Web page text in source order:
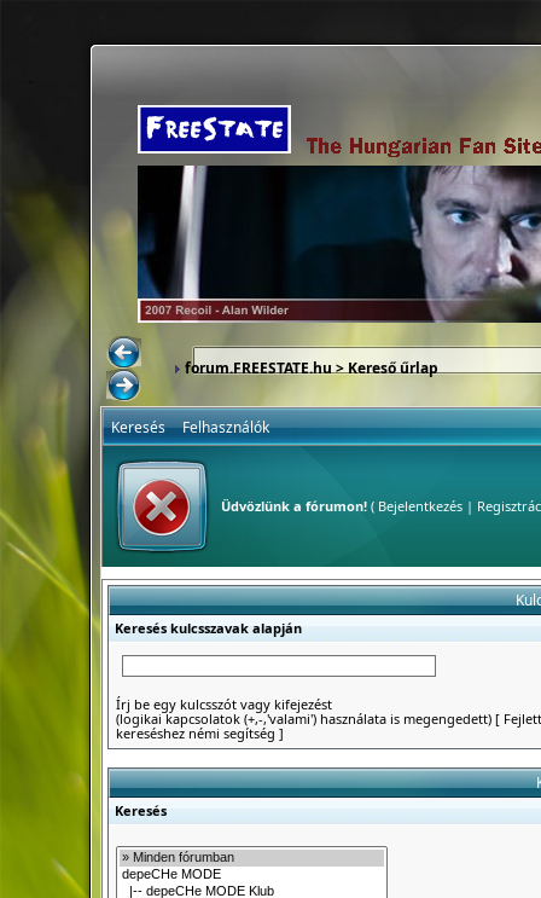
forum.FREESTATE.hu> Kereső űrlap
Keresés Felhasználók
Üdvözlünk a fórumon!( Bejelentkezés|
Keresés kulcsszavak alapján
Írj be egy kulcsszót vagy kifejezést
(logikai kapcsolatok (+,-,'valami') használata is megengedett)[
kereséshez némi segítség ]
Keresés